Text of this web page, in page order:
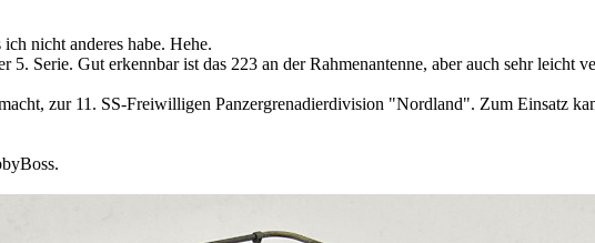
nicht anderes habe. Hehe.
Serie. Gut erkennbar ist das 223 an der Rahmenantenne, aber auch sehr leicht
zur 11. SS-Freiwilligen Panzergrenadierdivision "Nordland". Zum Einsatz